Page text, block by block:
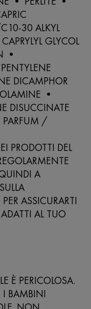
30 ALKYL
GLYCOL
•
DICAMPHOR
•
DISUCCINATE
PARFUM /
PRODOTTI DEL
A
ASSICURARTI
AL TUO
È PERICOLOSA.
BAMBINI